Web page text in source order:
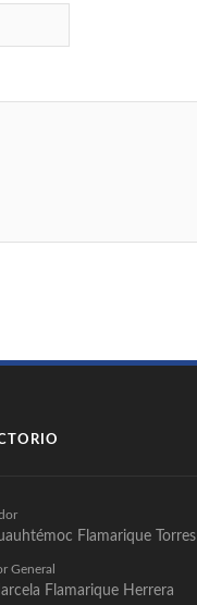
Flamarique Torres
General
Flamarique Herrera